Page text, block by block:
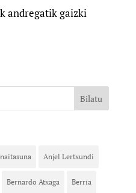
andregatik gaizki
Anjel Lertxundi
Bernardo Atxaga Berria